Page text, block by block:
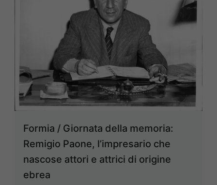
Formia / Giornata della memoria:
Remigio Paone, l’impresario che
nascose attori e attrici di origine
ebrea